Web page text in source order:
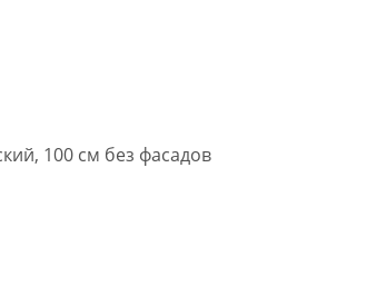
100 см без фасадов